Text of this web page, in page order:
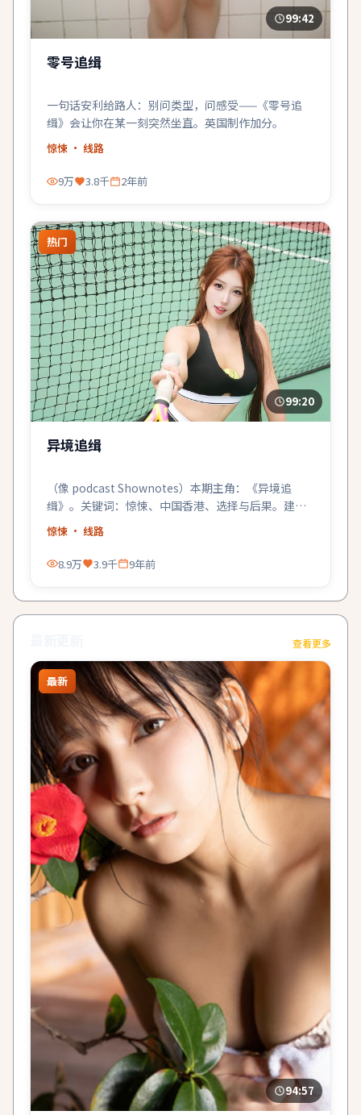
99:42
零号追缉
一句话安利给路人：别问类型，问感受——《零号追
缉》会让你在某一刻突然坐直。英国制作加分。
惊悚 · 线路
9万 3.8千 2年前
热门
99:20
异境追缉
（像 podcast Shownotes）本期主角：《异境追
缉》。关键词：惊悚、中国香港、选择与后果。建议
关灯戴耳机。
惊悚 · 线路
8.9万 3.9千 9年前
查看更多
最新
94:57